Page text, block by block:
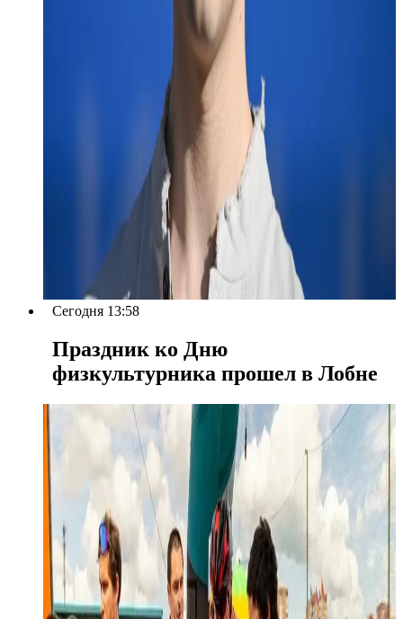
Сегодня 13:58
Праздник ко Дню
физкультурника прошел в Лобне